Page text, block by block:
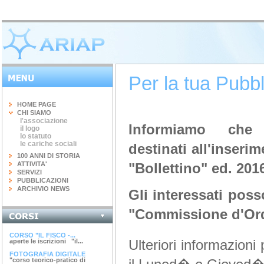
HOME PAGE
CHI SIAMO
l'associazione
il logo
lo statuto
le cariche sociali
100 ANNI DI STORIA
ATTIVITA'
SERVIZI
PUBBLICAZIONI
ARCHIVIO NEWS
INGEGNERIA DEL...
terminato il corso di 20 ore...
CORSO "IL FISCO -...
aperte le iscrizioni "il...
FOTOGRAFIA DIGITALE
"corso teorico-pratico di
Per la tua
Informiamo
destinati
"Bollettino" ed.
Gli interessati
"Commissione
Ulteriori